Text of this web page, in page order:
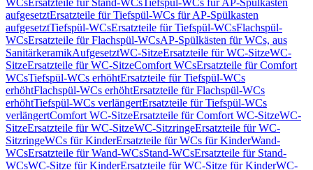
WCsErsatzteile für Stand-WCsTiefspül-WCs für AP-Spülkasten
aufgesetztErsatzteile für Tiefspül-WCs für AP-Spülkasten
aufgesetztTiefspül-WCsErsatzteile für Tiefspül-WCsFlachspül-
WCsErsatzteile für Flachspül-WCsAP-Spülkästen für WCs, aus
SanitärkeramikAufgesetztWC-SitzeErsatzteile für WC-SitzeWC-
SitzeErsatzteile für WC-SitzeComfort WCsErsatzteile für Comfort
WCsTiefspül-WCs erhöhtErsatzteile für Tiefspül-WCs
erhöhtFlachspül-WCs erhöhtErsatzteile für Flachspül-WCs
erhöhtTiefspül-WCs verlängertErsatzteile für Tiefspül-WCs
verlängertComfort WC-SitzeErsatzteile für Comfort WC-SitzeWC-
SitzeErsatzteile für WC-SitzeWC-SitzringeErsatzteile für WC-
SitzringeWCs für KinderErsatzteile für WCs für KinderWand-
WCsErsatzteile für Wand-WCsStand-WCsErsatzteile für Stand-
WCsWC-Sitze für KinderErsatzteile für WC-Sitze für KinderWC-